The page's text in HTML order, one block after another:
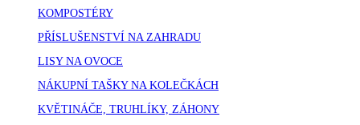
KOMPOSTÉRY
PŘÍSLUŠENSTVÍ NA ZAHRADU
LISY NA OVOCE
NÁKUPNÍ TAŠKY NA KOLEČKÁCH
KVĚTINÁČE, TRUHLÍKY, ZÁHONY